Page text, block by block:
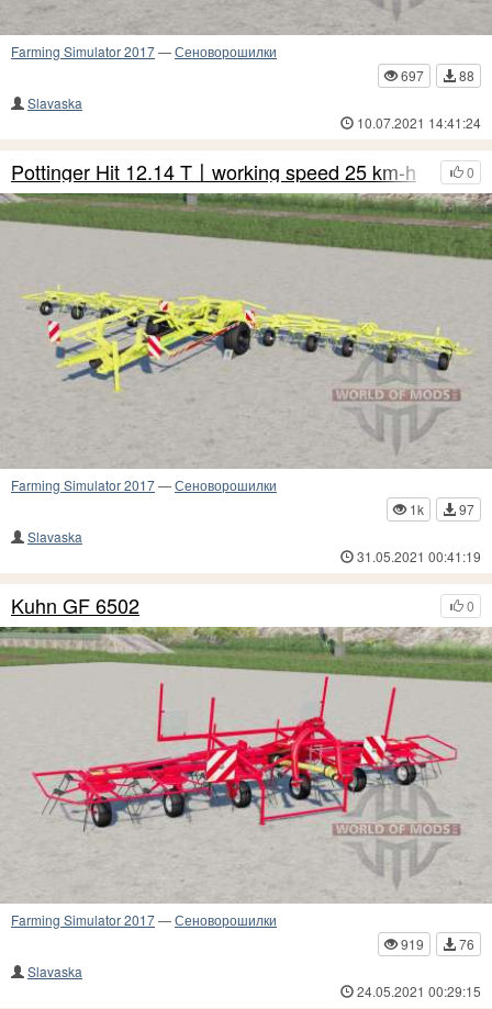
Farming Simulator 2017—Сеноворошилки
697
88
Slavaska
10.07.2021 14:41:24
0
Pottinger Hit 12.14 T〡working speed 25 km-h
Farming Simulator 2017—Сеноворошилки
1k
97
Slavaska
31.05.2021 00:41:19
0
Kuhn GF 6502
Farming Simulator 2017—Сеноворошилки
919
76
Slavaska
24.05.2021 00:29:15